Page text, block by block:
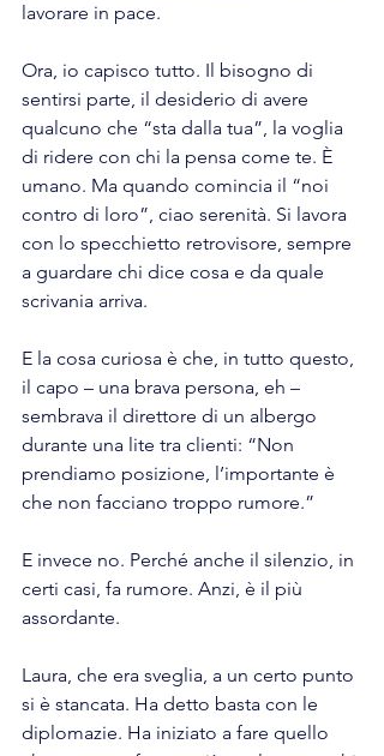
lavorare in pace.
Ora, io capisco tutto. Il bisogno di
sentirsi parte, il desiderio di avere
qualcuno che “sta dalla tua”, la voglia
di ridere con chi la pensa come te. È
umano. Ma quando comincia il “noi
contro di loro”, ciao serenità. Si lavora
con lo specchietto retrovisore, sempre
a guardare chi dice cosa e da quale
scrivania arriva.
E la cosa curiosa è che, in tutto questo,
il capo – una brava persona, eh –
sembrava il direttore di un albergo
durante una lite tra clienti: “Non
prendiamo posizione, l’importante è
che non facciano troppo rumore.”
E invece no. Perché anche il silenzio, in
certi casi, fa rumore. Anzi, è il più
assordante.
Laura, che era sveglia, a un certo punto
si è stancata. Ha detto basta con le
diplomazie. Ha iniziato a fare quello